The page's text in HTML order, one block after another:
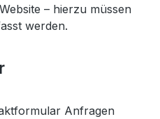
– hierzu müssen
werden.
Anfragen